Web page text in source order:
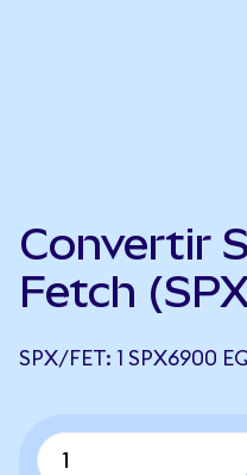
Convertir
Fetch
SPX/FET: 1 SPX6900